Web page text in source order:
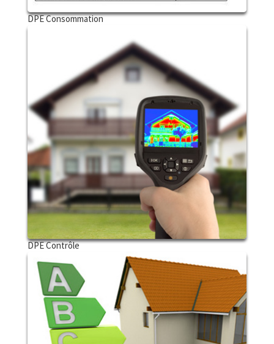
DPE Consommation
DPE Contrôle